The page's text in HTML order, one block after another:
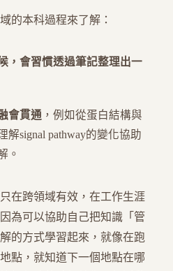
的本科過程來了解：
，會習慣透過筆記整理出一
會貫通 ，例如從蛋白結構與
解signal pathway的變化協助
。
在跨領域有效，在工作生涯
為可以協助自己把知識「管
的方式學習起來，就像在跑
點，就知道下一個地點在哪